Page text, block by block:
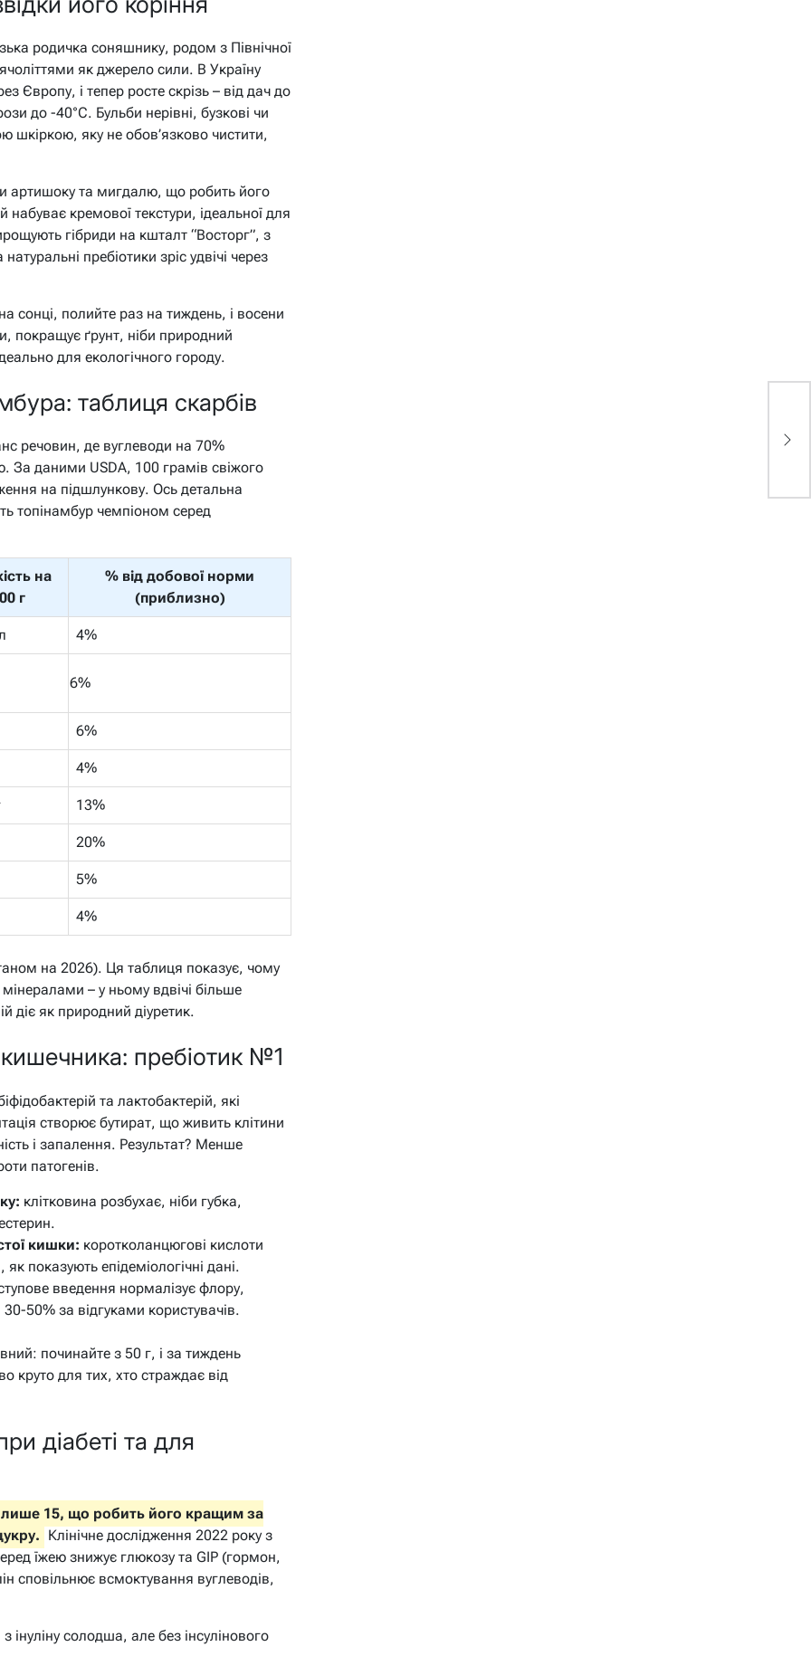
родичка соняшнику, родом з Північної
як джерело сили. В Україну
Європу, і тепер росте скрізь – від дач до
до -40°C. Бульби нерівні, бузкові чи
шкіркою, яку не обов’язково чистити,
артишоку та мигдалю, що робить його
кремової текстури, ідеальної для
гібриди на кшталт “Восторг”, з
пребіотики зріс удвічі через
сонці, полийте раз на тиждень, і восени
покращує ґрунт, ніби природний
для екологічного городу.
таблиця скарбів
речовин, де вуглеводи на 70%
За даними USDA, 100 грамів свіжого
на підшлункову. Ось детальна
топінамбур чемпіоном серед
на
г
% від добової норми
(приблизно)
4%
6%
6%
4%
13%
20%
5%
4%
на 2026). Ця таблиця показує, чому
– у ньому вдвічі більше
діє як природний діуретик.
пребіотик №1
та лактобактерій, які
створює бутират, що живить клітини
і запалення. Результат? Менше
патогенів.
клітковина розбухає, ніби губка,
кишки: коротколанцюгові кислоти
показують епідеміологічні дані.
введення нормалізує флору,
50% за відгуками користувачів.
починайте з 50 г, і за тиждень
круто для тих, хто страждає від
діабеті та для
лише 15, що робить його кращим за
Клінічне дослідження 2022 року з
їжею знижує глюкозу та GIP (гормон,
сповільнює всмоктування вуглеводів,
інуліну солодша, але без інсулінового